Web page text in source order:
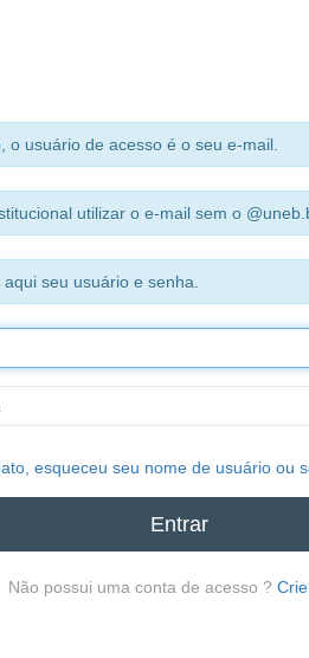
o usuário de acesso é o seu e-mail.
utilizar o e-mail sem o
aqui seu usuário e senha.
esqueceu seu nome de usuário ou
Entrar
Não possui uma conta de acesso ?